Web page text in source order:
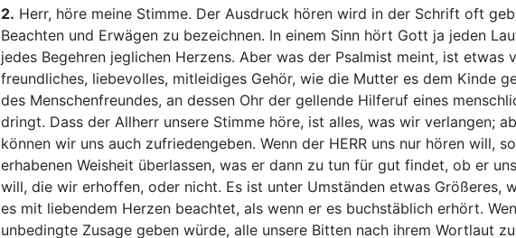
2. Herr, höre meine Stimme. Der Ausdruck hören wird in der Schrift oft
Beachten und Erwägen zu bezeichnen. In einem Sinn hört Gott ja jeden
jedes Begehren jeglichen Herzens. Aber was der Psalmist meint, ist etwas
freundliches, liebevolles, mitleidiges Gehör, wie die Mutter es dem Kinde
des Menschenfreundes, an dessen Ohr der gellende Hilferuf eines
dringt. Dass der Allherr unsere Stimme höre, ist alles, was wir verlangen;
können wir uns auch zufriedengeben. Wenn der HERR uns nur hören will,
erhabenen Weisheit überlassen, was er dann zu tun für gut findet, ob er
will, die wir erhoffen, oder nicht. Es ist unter Umständen etwas Größeres,
es mit liebendem Herzen beachtet, als wenn er es buchstäblich erhört.
unbedingte Zusage geben würde, alle unsere Bitten nach ihrem Wortlaut